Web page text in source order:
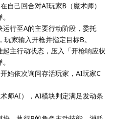
自己回合对AI玩家B（魔术师）
行至A的主要行动阶段，委托
家输入开枪并指定目标B。
主行动状态，压入「开枪响应状
始依次询问存活玩家，AI玩家C
师AI），AI模块判定满足发动条